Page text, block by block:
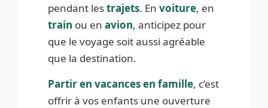
pendant lestrajets. En voiture, en
train ou en avion, anticipez pour
que le voyage soit aussi agréable
que la destination.
Partir en vacances en famille, c’est
offrir à vos enfants une ouverture